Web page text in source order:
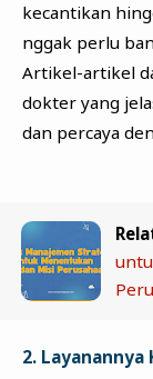
kecantikan
nggak perlu
Artikel-artikel
dokter yang
dan percaya
2. Layanannya